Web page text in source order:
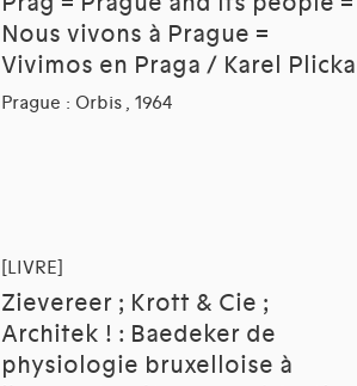
Nous vivons à Prague =
Vivimos en Praga / Karel Plicka
Prague : Orbis , 1964
[LIVRE]
Zievereer ; Krott & Cie ;
Architek ! : Baedeker de
physiologie bruxelloise à